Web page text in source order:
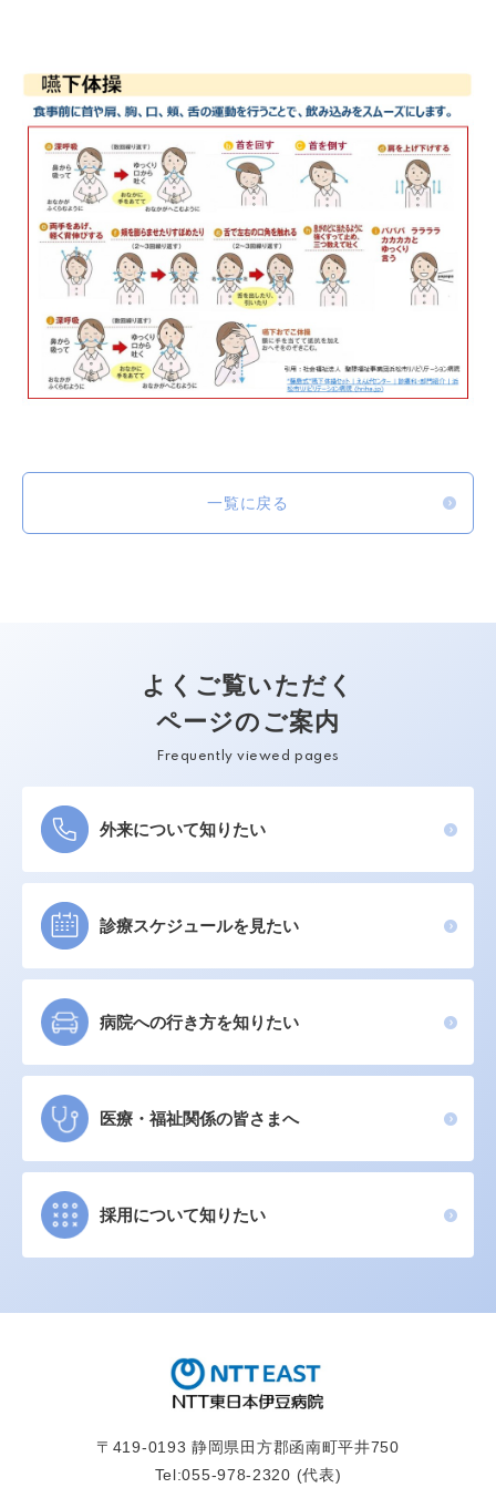
一覧に戻る
よくご覧いただく
ページのご案内
Frequently viewed pages
外来について知りたい
診療スケジュールを見たい
病院への行き方を知りたい
医療・福祉関係の皆さまへ
採用について知りたい
〒419-0193 静岡県田方郡函南町平井750
Tel:055-978-2320 (代表)